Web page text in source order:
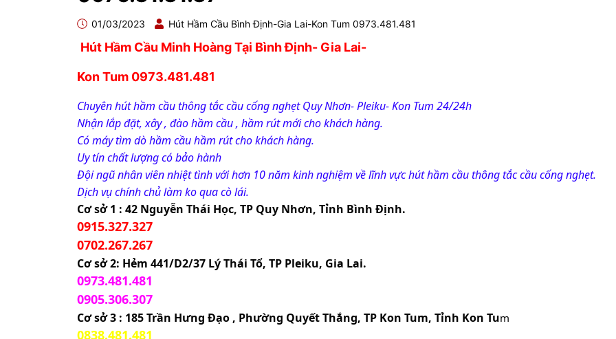
01/03/2023 Hút Hầm Cầu Bình Định-Gia Lai-Kon Tum 0973.481.481
Hút Hầm Cầu Minh Hoàng Tại Bình Định- Gia Lai-
Kon Tum 0973.481.481
Chuyên hút hầm cầu thông tắc cầu cống nghẹt Quy Nhơn- Pleiku- Kon Tum 24/24h
Nhận lắp đặt, xây , đào hầm cầu , hầm rút mới cho khách hàng.
Có máy tìm dò hầm cầu hầm rút cho khách hàng.
Uy tín chất lượng có bảo hành
Đội ngũ nhân viên nhiệt tình với hơn 10 năm kinh nghiệm về lĩnh vực hút hầm cầu thông tắc cầu cống nghẹt.
Dịch vụ chính chủ làm ko qua cò lái.
Cơ sở 1 : 42 Nguyễn Thái Học, TP Quy Nhơn, Tỉnh Bình Định.
0915.327.327
0702.267.267
Cơ sở 2: Hẻm 441/D2/37 Lý Thái Tổ, TP Pleiku, Gia Lai.
0973.481.481
0905.306.307
Cơ sở 3 : 185 Trần Hưng Đạo , Phường Quyết Thắng, TP Kon Tum, Tỉnh Kon Tum
0838.481.481